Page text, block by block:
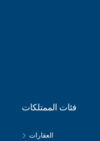
فئات الممتلكات
العقارات